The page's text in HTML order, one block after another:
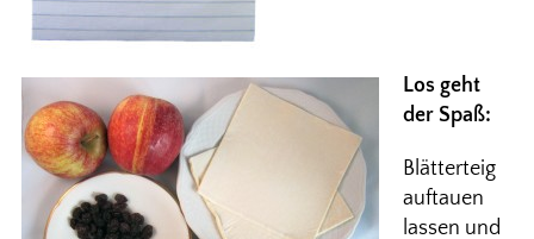
Los geht
der Spaß:
Blätterteig
auftauen
lassen und